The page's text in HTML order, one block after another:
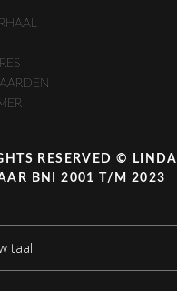
RESERVED © LINDA
BNI 2001 T/M 2023